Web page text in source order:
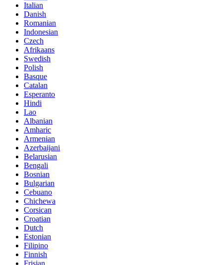
Italian
Danish
Romanian
Indonesian
Czech
Afrikaans
Swedish
Polish
Basque
Catalan
Esperanto
Hindi
Lao
Albanian
Amharic
Armenian
Azerbaijani
Belarusian
Bengali
Bosnian
Bulgarian
Cebuano
Chichewa
Corsican
Croatian
Dutch
Estonian
Filipino
Finnish
Frisian